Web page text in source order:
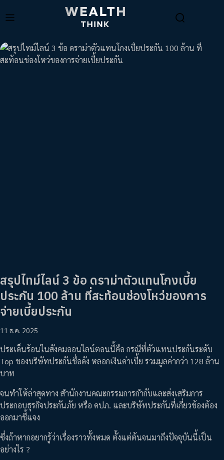
สรุปไทม์ไลน์ 3 ข้อ ดราม่าตัวแทนโกงเบี้ย
ประกัน 100 ล้าน ที่สะท้อนช่องโหว่ของการ
จ่ายเบี้ยประกัน
11 ธ.ค. 2025
ประเด็นร้อนในสังคมออนไลน์ตอนนี้คือ กรณีที่ตัวแทนประกันระดับ
Top ของบริษัทประกันชื่อดัง หลอกเงินค่าเบี้ย รวมมูลค่ากว่า 128 ล้าน
บาท
จนทำให้ล่าสุดทาง สำนักงานคณะกรรมการกำกับและส่งเสริมการ
ประกอบธุรกิจประกันภัย หรือ คปภ. และบริษัทประกันที่เกี่ยวข้องต้อง
ออกมาชี้แจง
ซึ่งถ้าหากอยากรู้ว่าเรื่องราวทั้งหมด ตั้งแต่ต้นจนมาถึงปัจจุบันนี้เป็น
อย่างไร ?